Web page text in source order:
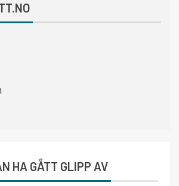
HA GÅTT GLIPP AV